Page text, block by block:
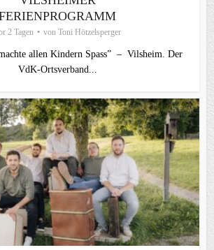
2 Tagen von Toni Hötzelsperger
allen Kindern Spass” – Vilsheim. Der
VdK-Ortsverband...